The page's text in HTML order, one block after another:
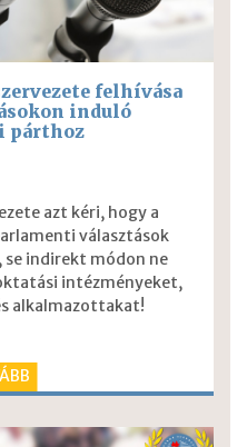
felhívása
induló
párthoz
azt kéri, hogy a
választások
se indirekt módon ne
intézményeket,
alkalmazottakat!